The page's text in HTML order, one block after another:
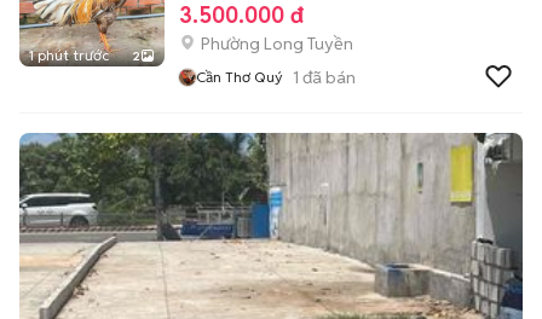
1 phút trước 2
3.500.000 đ
Phường Long Tuyền
Cần Thơ Quý 1 đã bán